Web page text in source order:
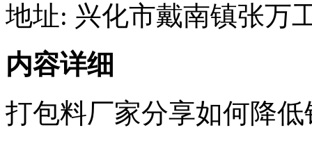
地址: 兴化市戴南镇张万
内容详细
打包料厂家分享如何降